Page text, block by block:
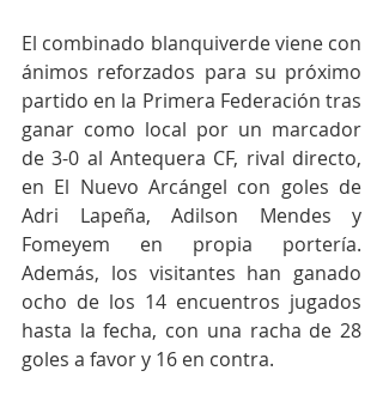
El combinado blanquiverde viene con
ánimos reforzados para su próximo
partido en la Primera Federación tras
ganar como local por un marcador
de 3-0 al Antequera CF, rival directo,
en El Nuevo Arcángel con goles de
Adri Lapeña, Adilson Mendes y
Fomeyem en propia portería.
Además, los visitantes han ganado
ocho de los 14 encuentros jugados
hasta la fecha, con una racha de 28
goles a favor y 16 en contra.